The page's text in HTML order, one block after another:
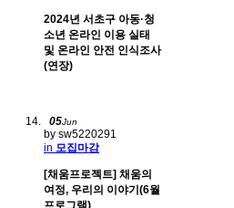
2024년 서초구 아동·청
소년 온라인 이용 실태
및 온라인 안전 인식조사
(연장)
05Jun
by sw5220291
in 모집마감
[채움프로젝트] 채움의
여정, 우리의 이야기(6월
프로그램)